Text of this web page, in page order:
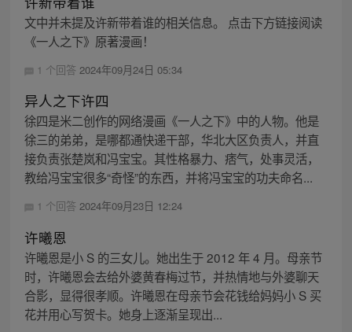
文中并未提及许新带着谁的相关信息。 点击下方链接阅读
《一人之下》原著漫画！
1 个回答 2024年09月24日 05:34
异人之下许四
徐四是米二创作的网络漫画《一人之下》中的人物。他是
徐三的弟弟，是哪都通快递干部，华北大区负责人，并直
接负责张楚岚和冯宝宝。其性格暴力、痞气，处事灵活，
教给冯宝宝很多“奇怪”的东西，并将冯宝宝的功夫命名...
1 个回答 2024年09月23日 12:24
许曦恩
许曦恩是小 S 的三女儿。她出生于 2012 年 4 月。母亲节
时，许曦恩会去给外婆黄春梅过节，并热情地与外婆聊天
合影，显得很孝顺。许曦恩在母亲节会花钱给妈妈小 S 买
花并用心写贺卡。她身上逐渐呈现出...